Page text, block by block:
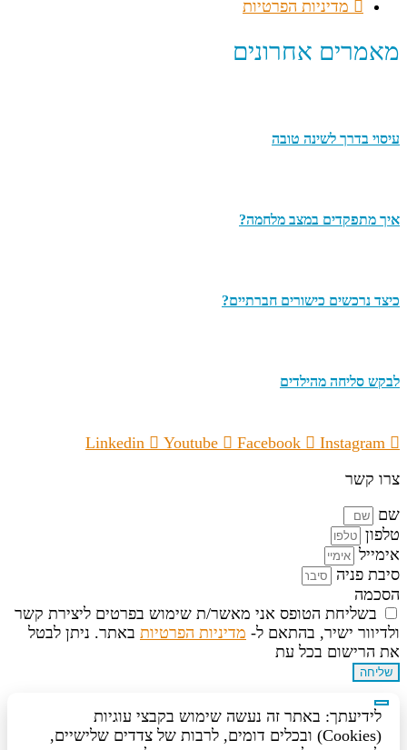
מדיניות הפרטיות
מאמרים אחרונים
עיסוי בדרך לשינה טובה
איך מתפקדים במצב מלחמה?
כיצד נרכשים כישורים חברתיים?
לבקש סליחה מהילדים
Linkedin Youtube Facebook
Instagram
צרו קשר
שם
טלפון
אימייל
סיבת פניה
הסכמה
בשליחת הטופס אני מאשר/ת שימוש בפרטים ליצירת קשר
ולדיוור ישיר, בהתאם ל- מדיניות הפרטיות באתר. ניתן לבטל
את הרישום בכל עת
שליחה
לידיעתך: באתר זה נעשה שימוש בקבצי עוגיות
(Cookies) ובכלים דומים, לרבות של צדדים שלישיים,